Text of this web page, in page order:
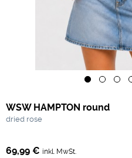
WSW HAMPTON round
dried rose
69,99 € inkl. MwSt.